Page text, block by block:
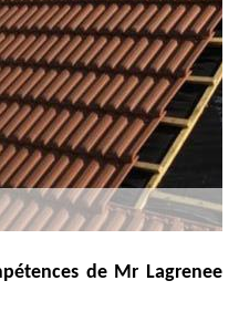
de Mr Lagrenee